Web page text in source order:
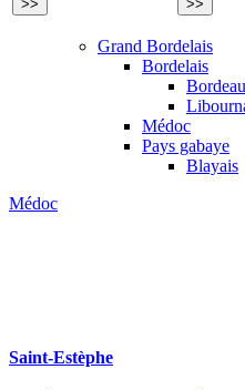
Grand Bordelais
Bordelais
Médoc
Pays gabaye
Blayais
Médoc
Saint-Estèphe